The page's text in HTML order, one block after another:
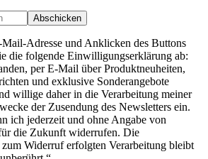
Abschicken
Adresse und Anklicken des Buttons
die folgende Einwilligungserklärung ab:
per E-Mail über Produktneuheiten,
und exklusive Sonderangebote
willige daher in die Verarbeitung meiner
der Zusendung des Newsletters ein.
ich jederzeit und ohne Angabe von
die Zukunft widerrufen. Die
Widerruf erfolgten Verarbeitung bleibt